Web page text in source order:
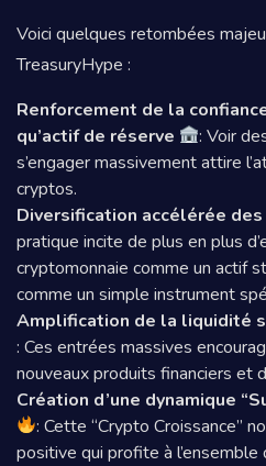
Voici quelques retombées
TreasuryHype :
Renforcement de la
qu’actif de réserve
: Voir
s’engager massivement attire
cryptos.
Diversification accélérée
pratique incite de plus en plus
cryptomonnaie comme un actif
comme un simple instrument
Amplification de la liquidité
: Ces entrées massives
nouveaux produits financiers et
Création d’une dynamique
: Cette “Crypto Croissance”
positive qui profite à l’ensemble